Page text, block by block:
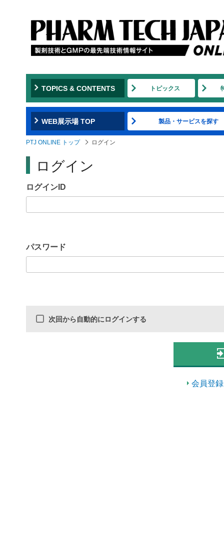
to
navigation
TOPICS & CONTENTS トピックス
WEB展示場 TOP 製品・サービスを探す
PTJ ONLINE トップ ログイン
ログイン
ログインID
パスワード
次回から自動的にログインする
会員登